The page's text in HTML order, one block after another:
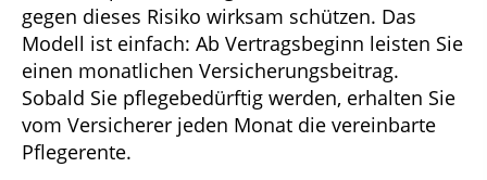
gegen dieses Risiko wirksam schützen. Das
Modell ist einfach: Ab Vertragsbeginn leisten Sie
einen monatlichen Versicherungsbeitrag.
Sobald Sie pflegebedürftig werden, erhalten Sie
vom Versicherer jeden Monat die vereinbarte
Pflegerente.